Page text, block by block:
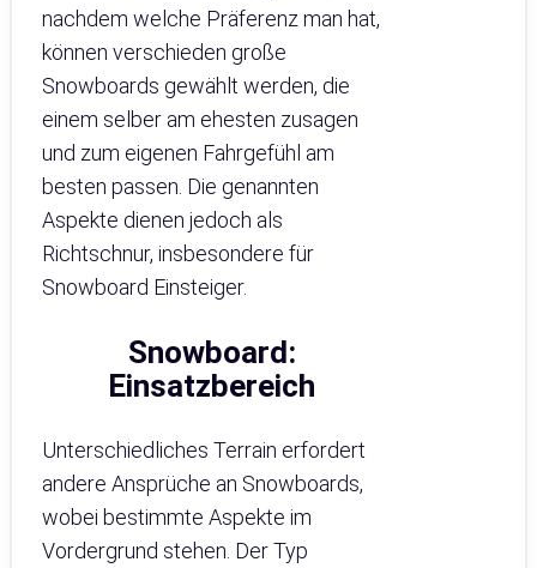
nachdem welche Präferenz man hat,
können verschieden große
Snowboards gewählt werden, die
einem selber am ehesten zusagen
und zum eigenen Fahrgefühl am
besten passen. Die genannten
Aspekte dienen jedoch als
Richtschnur, insbesondere für
Snowboard Einsteiger.
Snowboard:
Einsatzbereich
Unterschiedliches Terrain erfordert
andere Ansprüche an Snowboards,
wobei bestimmte Aspekte im
Vordergrund stehen. Der Typ